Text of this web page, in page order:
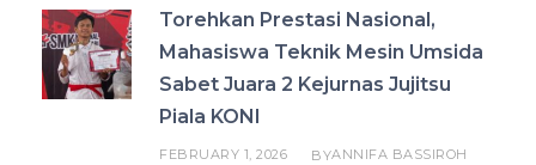
Torehkan Prestasi Nasional,
Mahasiswa Teknik Mesin Umsida
Sabet Juara 2 Kejurnas Jujitsu
Piala KONI
FEBRUARY 1, 2026 BYANNIFA BASSIROH